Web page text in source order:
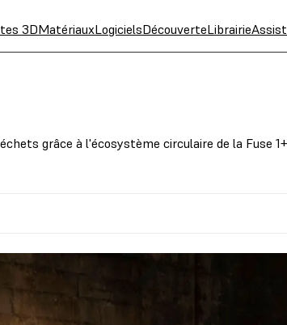
3DMatériauxLogicielsDécouverteLibrairie
grâce à l'écosystème circulaire de la Fuse